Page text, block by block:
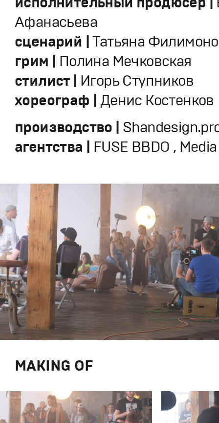
Афанасьева
сценарий |Татьяна
грим | Полина Мечковская
стилист | Игорь Ступников
хореограф | Денис Костенков
производство |
агентства | FUSE BBDO ,
MAKING OF